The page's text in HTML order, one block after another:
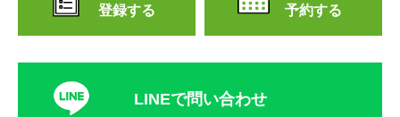
登録する
予約する
LINEで問い合わせ